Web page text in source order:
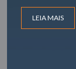
LEIA MAIS